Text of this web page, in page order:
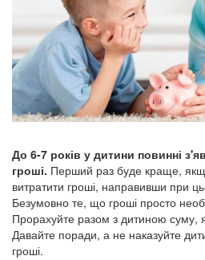
До 6-7 років у дитини повинні
гроші. Перший раз буде краще,
витратити гроші, направивши при
Безумовно те, що гроші просто
Прорахуйте разом з дитиною суму,
Давайте поради, а не наказуйте
гроші.